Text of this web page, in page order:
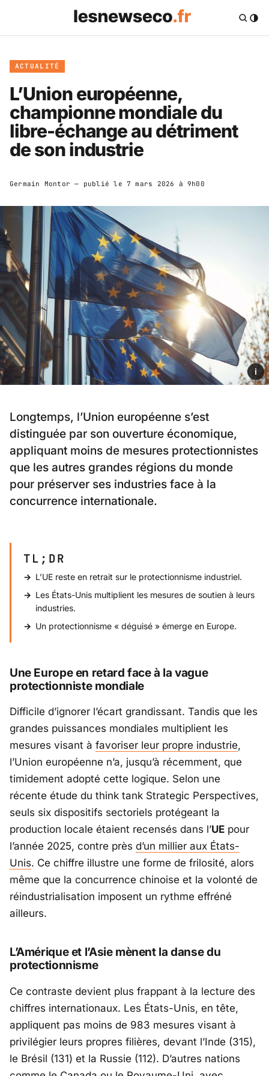
ACTUALITÉ
L’Union européenne,
championne mondiale du
libre-échange au détriment
de son industrie
Germain Montor — publié le 7 mars 2026 à 9h00
i
Longtemps, l’Union européenne s’est
distinguée par son ouverture économique,
appliquant moins de mesures protectionnistes
que les autres grandes régions du monde
pour préserver ses industries face à la
concurrence internationale.
TL;DR
L’UE reste en retrait sur le protectionnisme industriel.
Les États-Unis multiplient les mesures de soutien à leurs
industries.
Un protectionnisme « déguisé » émerge en Europe.
Une Europe en retard face à la vague
protectionniste mondiale
Difficile d’ignorer l’écart grandissant. Tandis que les
grandes puissances mondiales multiplient les
mesures visant à favoriser leur propre industrie,
l’Union européenne n’a, jusqu’à récemment, que
timidement adopté cette logique. Selon une
récente étude du think tank Strategic Perspectives,
seuls six dispositifs sectoriels protégeant la
production locale étaient recensés dans l’UE pour
l’année 2025, contre près d’un millier aux États-
Unis. Ce chiffre illustre une forme de frilosité, alors
même que la concurrence chinoise et la volonté de
réindustrialisation imposent un rythme effréné
ailleurs.
L’Amérique et l’Asie mènent la danse du
protectionnisme
Ce contraste devient plus frappant à la lecture des
chiffres internationaux. Les États-Unis, en tête,
appliquent pas moins de 983 mesures visant à
privilégier leurs propres filières, devant l’Inde (315),
le Brésil (131) et la Russie (112). D’autres nations